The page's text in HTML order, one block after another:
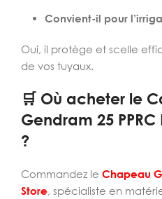
Convient-il pour
Oui, il protège et scelle
de vos tuyaux.
🛒 Où acheter le
Gendram 25
?
Commandez le Chapeau
Store, spécialiste en